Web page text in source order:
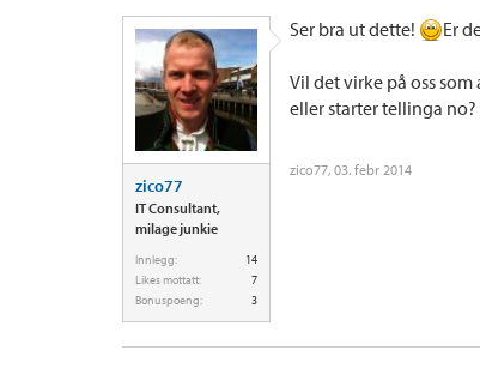
zico77
IT Consultant,
milage junkie
Innlegg:
14
Likes mottatt:
7
Bonuspoeng:
3
Ser bra ut dette! Er
Vil det virke på oss
eller starter tellinga
zico77, 03. febr 2014